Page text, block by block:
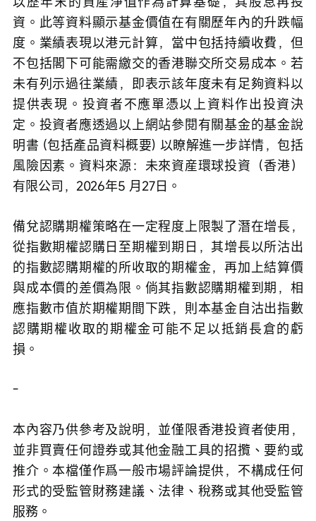
資。此等資料顯示基金價值在有關歷年內的升跌幅
度。業績表現以港元計算，當中包括持續收費，但
不包括閣下可能需繳交的香港聯交所交易成本。若
未有列示過往業績，即表示該年度未有足夠資料以
提供表現。投資者不應單憑以上資料作出投資決
定。投資者應透過以上網站參閱有關基金的基金說
明書 (包括產品資料概要) 以瞭解進一步詳情，包括
風險因素。資料來源：未來資産環球投資（香港）
有限公司，2026年5 月27日。
備兌認購期權策略在一定程度上限製了潛在增長，
從指數期權認購日至期權到期日，其增長以所沽出
的指數認購期權的所收取的期權金，再加上結算價
與成本價的差價為限。倘其指數認購期權到期，相
應指數市值於期權期間下跌，則本基金自沽出指數
認購期權收取的期權金可能不足以抵銷長倉的虧
損。
-
本內容乃供參考及說明，並僅限香港投資者使用，
並非買賣任何證券或其他金融工具的招攬、要約或
推介。本檔僅作爲一般市場評論提供，不構成任何
形式的受監管財務建議、法律、稅務或其他受監管
服務。